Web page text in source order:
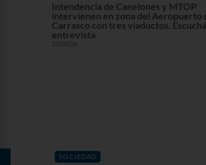
Intendencia de Canelones y MTOP
intervienen en zona del Aeropuerto
Carrasco con tres viaductos.
entrevista
31/07/26
SOCIEDAD